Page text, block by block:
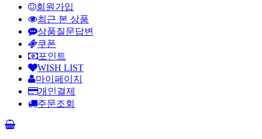
회원가입
최근 본 상품
상품질문답변
쿠폰
포인트
WISH LIST
마이페이지
개인결제
주문조회